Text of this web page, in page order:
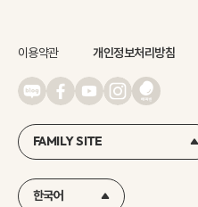
이용약관 개인정보처리방침
FAMILY SITE
한국어